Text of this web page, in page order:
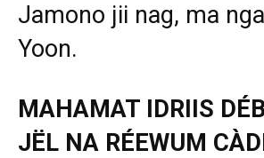
Jamono jii nag, ma
Yoon.
MAHAMAT IDRIIS
JËL NA RÉEWUM